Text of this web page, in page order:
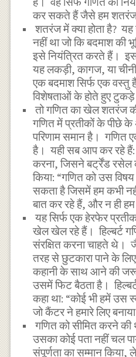
कर सकते हैं जैसे हम शतरंज
शतरंज में क्या होता है?
नहीं था जो कि बदमाश की
इसे नियंत्रित करते हैं।
यह लकड़ी, कागज, या
एक बदमाश सिर्फ एक वस्तु है
विशेषताओं के होते हुए टुकड़े
तो गणित का खेल शतरंज
गणित में प्रतीकों के पीछे
परिणाम समान है। गणित
है। यही सब आप कर रहे हैं:
करना, जिसने बर्ट्रेंड रसेल
किया: “गणित को उस
सकता है जिसमें हम कभी
बात कर रहे हैं, और न ही
यह सिर्फ एक हेरफेर
खेल खेल रहे हैं। हिल्बर्ट
संरक्षित करना चाहते थे।
तरह से छुटकारा पाने के
कहानी के साथ आने की
उसमें फिट बैठता है।
कहा था: “कोई भी हमें उस
जो कैंटर ने हमारे लिए
गणित को सीमित करने की
उसका कोई पता नहीं चल
संपूर्णता का सम्मान